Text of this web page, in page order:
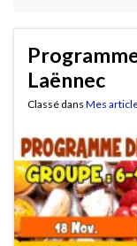
Laënnec
Classé dans Mes